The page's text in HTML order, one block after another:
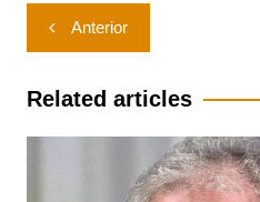
Navegação
de
Post
Anterior
Related articles